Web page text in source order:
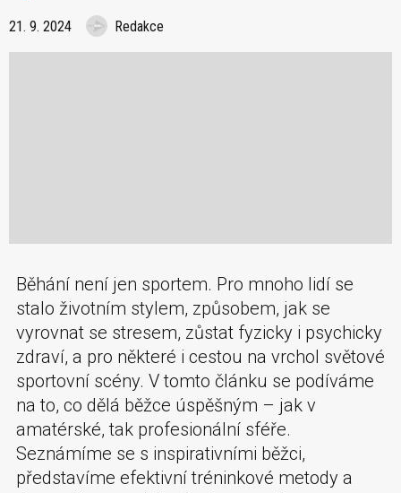
21. 9. 2024 Redakce
Běhání není jen sportem. Pro mnoho lidí se
stalo životním stylem, způsobem, jak se
vyrovnat se stresem, zůstat fyzicky i psychicky
zdraví, a pro některé i cestou na vrchol světové
sportovní scény. V tomto článku se podíváme
na to, co dělá běžce úspěšným – jak v
amatérské, tak profesionální sféře.
Seznámíme se s inspirativními běžci,
představíme efektivní tréninkové metody a